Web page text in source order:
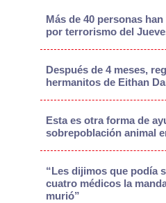
Más de 40 personas
por terrorismo del
Después de 4 meses,
hermanitos de Eithan
Esta es otra forma de
sobrepoblación animal
“Les dijimos que podía
cuatro médicos la
murió”